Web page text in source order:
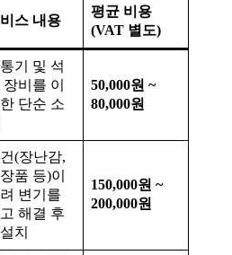
스 내용
평균 비용
(VAT 별도)
기 및 석
장비를 이
단순 소
50,000원 ~
80,000원
(장난감,
품 등)이
변기를
해결 후
치
150,000원 ~
200,000원